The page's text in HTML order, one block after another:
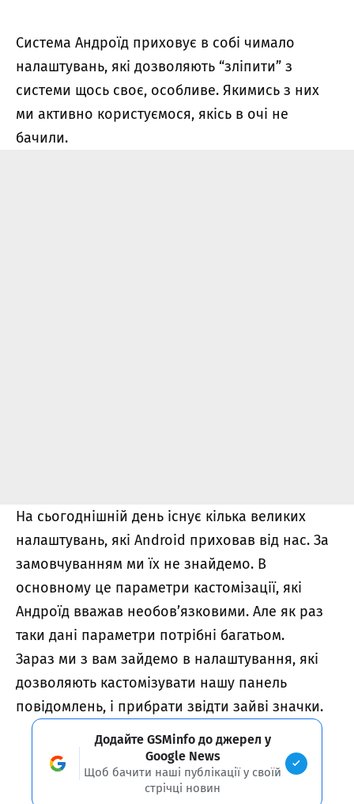
Система Андроїд приховує в собі чимало
налаштувань, які дозволяють “зліпити” з
системи щось своє, особливе. Якимись з них
ми активно користуємося, якісь в очі не
бачили.
На сьогоднішній день існує кілька великих
налаштувань, які Android приховав від нас. За
замовчуванням ми їх не знайдемо. В
основному це параметри кастомізації, які
Андроїд вважав необов’язковими. Але як раз
таки дані параметри потрібні багатьом.
Зараз ми з вам зайдемо в налаштування, які
дозволяють кастомізувати нашу панель
повідомлень, і прибрати звідти зайві значки.
Додайте GSMinfo до джерел у
Google News
Щоб бачити наші публікації у своїй
стрічці новин